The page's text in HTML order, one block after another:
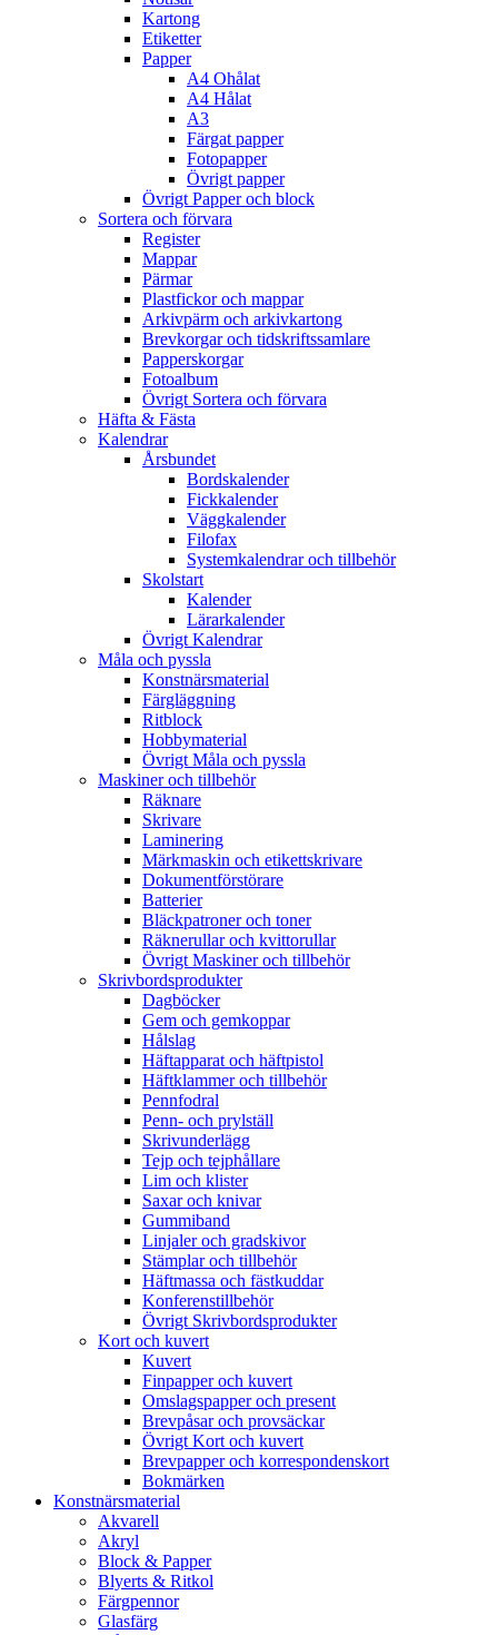
Kartong
Etiketter
Papper
A4 Ohålat
A4 Hålat
A3
Färgat papper
Fotopapper
Övrigt papper
Övrigt Papper och block
Sortera och förvara
Register
Mappar
Pärmar
Plastfickor och mappar
Arkivpärm och arkivkartong
Brevkorgar och tidskriftssamlare
Papperskorgar
Fotoalbum
Övrigt Sortera och förvara
Häfta & Fästa
Kalendrar
Årsbundet
Bordskalender
Fickkalender
Väggkalender
Filofax
Systemkalendrar och tillbehör
Skolstart
Kalender
Lärarkalender
Övrigt Kalendrar
Måla och pyssla
Konstnärsmaterial
Färgläggning
Ritblock
Hobbymaterial
Övrigt Måla och pyssla
Maskiner och tillbehör
Räknare
Skrivare
Laminering
Märkmaskin och etikettskrivare
Dokumentförstörare
Batterier
Bläckpatroner och toner
Räknerullar och kvittorullar
Övrigt Maskiner och tillbehör
Skrivbordsprodukter
Dagböcker
Gem och gemkoppar
Hålslag
Häftapparat och häftpistol
Häftklammer och tillbehör
Pennfodral
Penn- och prylställ
Skrivunderlägg
Tejp och tejphållare
Lim och klister
Saxar och knivar
Gummiband
Linjaler och gradskivor
Stämplar och tillbehör
Häftmassa och fästkuddar
Konferenstillbehör
Övrigt Skrivbordsprodukter
Kort och kuvert
Kuvert
Finpapper och kuvert
Omslagspapper och present
Brevpåsar och provsäckar
Övrigt Kort och kuvert
Brevpapper och korrespondenskort
Bokmärken
Konstnärsmaterial
Akvarell
Akryl
Block & Papper
Blyerts & Ritkol
Färgpennor
Glasfärg